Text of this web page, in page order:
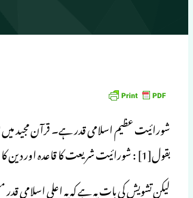
شورائیت عظیم اسلامی قدر ہے۔ قرآن مجید
بقول[1] : شورائیت شریعت کا قاعدہ اور دین کا اہم ترین حکم ہے۔
لیکن تشویش کی بات یہ ہے کہ یہ اعلی